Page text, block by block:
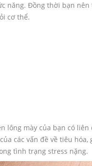
năng. Đồng thời bạn
cơ thể.
lông mày của bạn có
các vấn đề về tiêu
tình trạng stress nặng.